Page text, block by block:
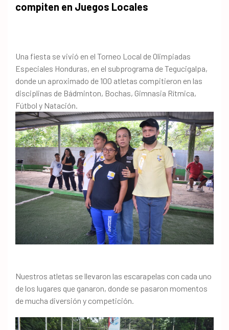
compiten en Juegos Locales
Una fiesta se vivió en el Torneo Local de Olimpiadas
Especiales Honduras, en el subprograma de Tegucigalpa,
donde un aproximado de 100 atletas compitieron en las
disciplinas de Bádminton, Bochas, Gimnasia Rítmica,
Fútbol y Natación.
Nuestros atletas se llevaron las escarapelas con cada uno
de los lugares que ganaron, donde se pasaron momentos
de mucha diversión y competición.